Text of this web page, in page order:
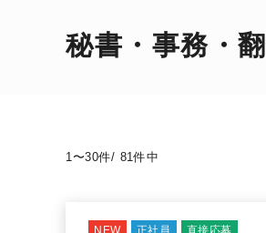
秘書・事務・
1〜30件/ 81件中
NEW 正社員 直接応募